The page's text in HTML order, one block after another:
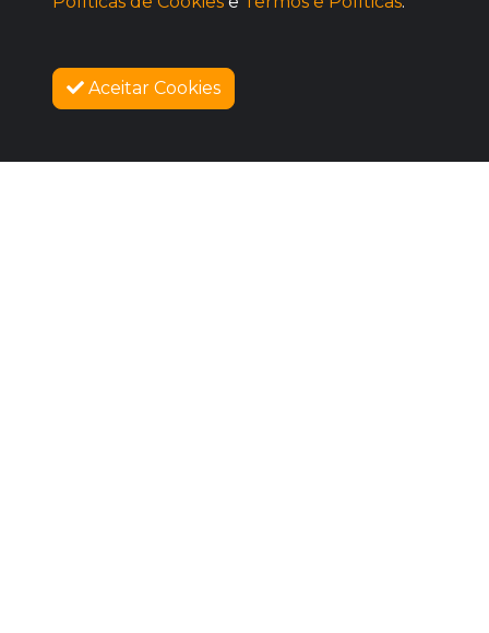
SOBRE NÓS
Aceitar Cookies